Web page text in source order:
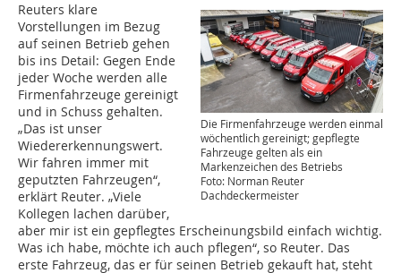
Die Firmenfahrzeuge werden einmal
wöchentlich gereinigt; gepflegte
Fahrzeuge gelten als ein
Markenzeichen des Betriebs
Foto: Norman Reuter
Dachdeckermeister
Reuters klare
Vorstellungen im Bezug
auf seinen Betrieb gehen
bis ins Detail: Gegen Ende
jeder Woche werden alle
Firmenfahrzeuge gereinigt
und in Schuss gehalten.
„Das ist unser
Wiedererkennungswert.
Wir fahren immer mit
geputzten Fahrzeugen“,
erklärt Reuter. „Viele
Kollegen lachen darüber,
aber mir ist ein gepflegtes Erscheinungsbild einfach wichtig.
Was ich habe, möchte ich auch pflegen“, so Reuter. Das
erste Fahrzeug, das er für seinen Betrieb gekauft hat, steht